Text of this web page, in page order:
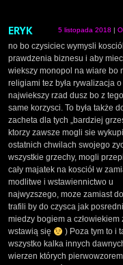
ERYK 5 listopada 2018
no bo czysiciec wymysli
prawdzenia biznesu i aby
wiekszy monopol na wiare bo
religiami tez była rywalizacja
najwiekszy rzad dusz bo z
same korzysci. To była także
zacheta dla tych „bardziej
ktorzy zawsze mogli sie
ostatnich chwilach swojego
wszystkie grzechy, mogli
cały majatek na kosciół w
modlitwe i wstawiennictwo u
najwyzszego, moze zamiast
trafili by do czysca jak
miedzy bogiem a człowiekiem
wstawią się
) Poza tym to i
wszystko kalka innych
wierzen których pierwowzorem